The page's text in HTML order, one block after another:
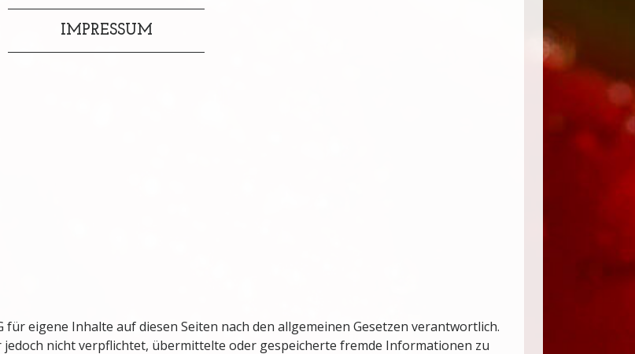
IMPRESSUM
eigene Inhalte auf diesen Seiten nach den allgemeinen Gesetzen verantwortlich.
jedoch nicht verpflichtet, übermittelte oder gespeicherte fremde Informationen zu